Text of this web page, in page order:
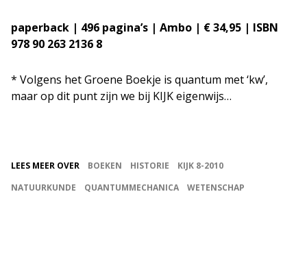
paperback | 496 pagina’s | Ambo | € 34,95 | ISBN
978 90 263 2136 8
* Volgens het Groene Boekje is quantum met ‘kw’,
maar op dit punt zijn we bij KIJK eigenwijs…
LEES MEER OVER BOEKEN HISTORIE
KIJK 8-2010
NATUURKUNDE
QUANTUMMECHANICA WETENSCHAP